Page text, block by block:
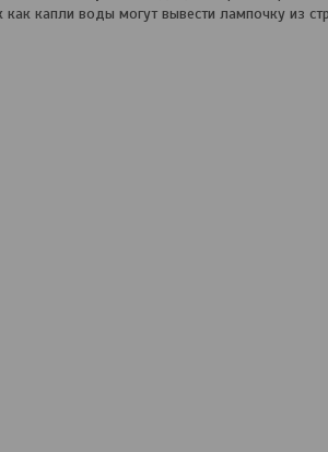
как капли воды могут вывести лампочку из